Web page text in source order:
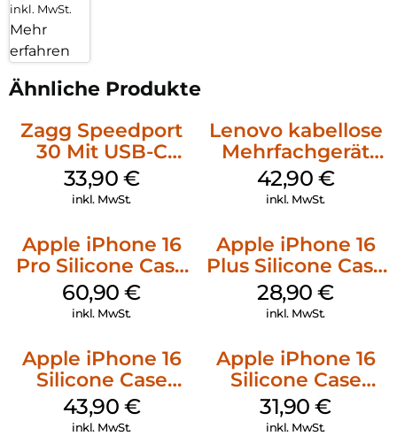
inkl. MwSt.
Mehr
erfahren
Ähnliche Produkte
Zagg Speedport
30 Mit USB-C
Kabel Weiß
33,90 €
inkl. MwSt.
Lenovo kabellose
Mehrfachgerät
Luna Grey
42,90 €
inkl. MwSt.
Apple iPhone 16
Pro Silicone Case
MagSafe Stone
Gray
60,90€
inkl. MwSt.
Apple iPhone 16
Plus Silicone Case
MagSafe Black
28,90€
inkl. MwSt.
Apple iPhone 16
Silicone Case
MagSafe Plum
43,90 €
inkl. MwSt.
Apple iPhone 16
Silicone Case
MagSafe Fuchsia
31,90€
inkl. MwSt.